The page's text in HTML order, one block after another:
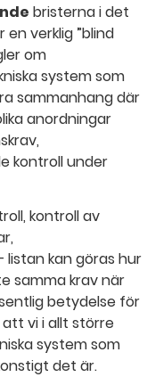
bristerna i det
en verklig ”blind
om
system som
sammanhang där
anordningar
kontroll under
kontroll av
listan kan göras hur
samma krav när
betydelse för
vi i allt större
system som
det är.